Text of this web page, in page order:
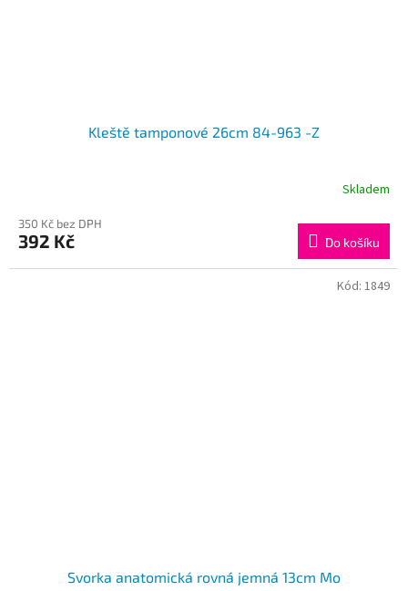
Kleště tamponové 26cm 84-963 -Z
Skladem
350 Kč bez DPH
392 Kč Do košíku
Svorka anatomická rovná jemná 13cm Mo
Kód: 1849